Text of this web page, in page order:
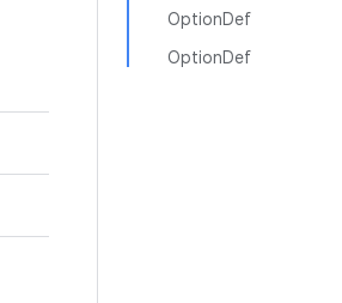
OptionDef
OptionDef